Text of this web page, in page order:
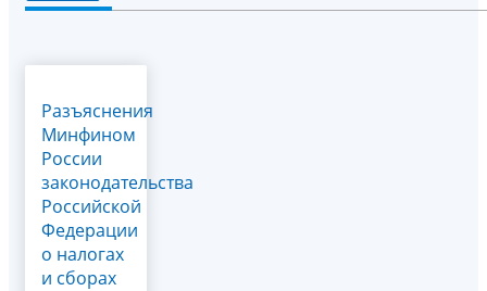
Разъяснения
Минфином
России
законодательства
Российской
Федерации
о налогах
и сборах